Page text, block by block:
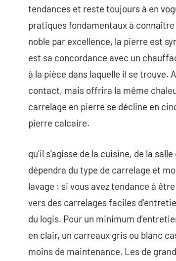
tendances et reste toujours à en
pratiques fondamentaux à
noble par excellence, la pierre est
est sa concordance avec un
à la pièce dans laquelle il se trouve.
contact, mais offrira la même
carrelage en pierre se décline en
pierre calcaire.
qu’il s’agisse de la cuisine, de la
dépendra du type de carrelage et
lavage : si vous avez tendance à
vers des carrelages faciles
du logis. Pour un minimum
en clair, un carreaux gris ou blanc
moins de maintenance. Les de